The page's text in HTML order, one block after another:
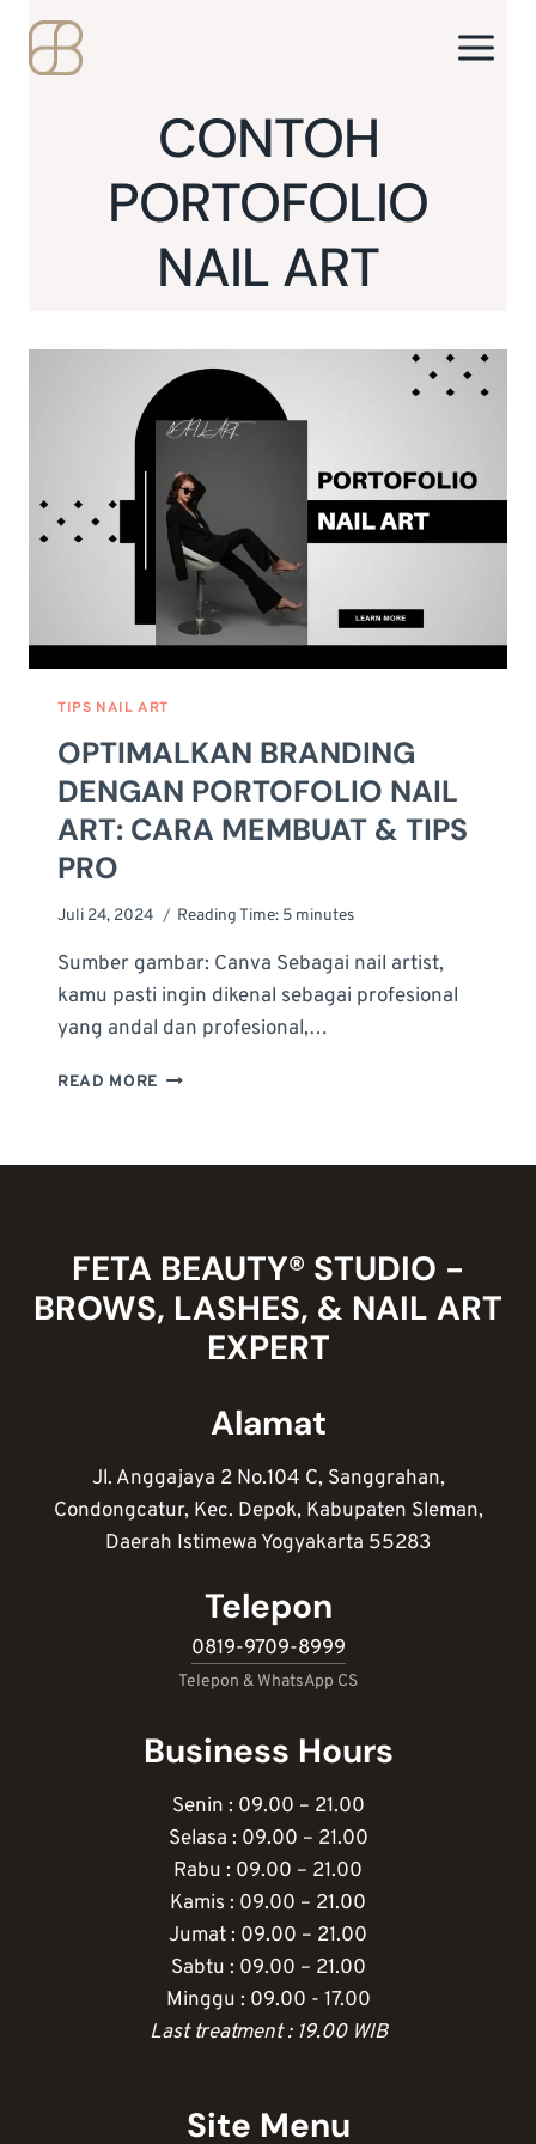
content
CONTOH
PORTOFOLIO
NAIL ART
TIPS NAIL ART
OPTIMALKAN BRANDING
DENGAN PORTOFOLIO NAIL
ART: CARA MEMBUAT & TIPS
PRO
Juli 24, 2024 Reading Time: 5 minutes
Sumber gambar: Canva Sebagai nail artist,
kamu pasti ingin dikenal sebagai profesional
yang andal dan profesional,…
READ MORE OPTIMALKAN
MEMBUAT
&
TIPS
PRO
FETA BEAUTY® STUDIO -
BROWS, LASHES, & NAIL ART
EXPERT
Alamat
Jl. Anggajaya 2 No.104 C, Sanggrahan,
Condongcatur, Kec. Depok, Kabupaten Sleman,
Daerah Istimewa Yogyakarta 55283
Telepon
0819-9709-8999
Telepon & WhatsApp CS
Business Hours
Senin : 09.00 – 21.00
Selasa : 09.00 – 21.00
Rabu : 09.00 – 21.00
Kamis : 09.00 – 21.00
Jumat : 09.00 – 21.00
Sabtu : 09.00 – 21.00
Minggu : 09.00 - 17.00
Last treatment : 19.00 WIB
Site Menu